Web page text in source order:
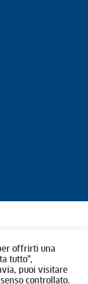
offrirti una
tutto",
puoi visitare
controllato.